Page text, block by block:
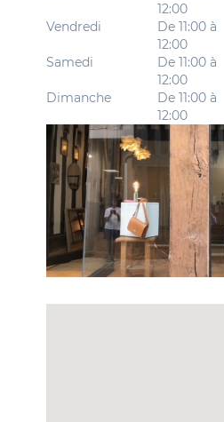
12:00
Vendredi
De 11:00 à
12:00
Samedi
De 11:00 à
12:00
Dimanche
De 11:00 à
12:00